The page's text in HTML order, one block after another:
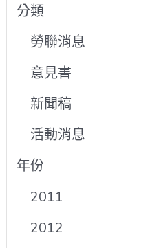
分類
勞聯消息
意見書
新聞稿
活動消息
年份
2011
2012